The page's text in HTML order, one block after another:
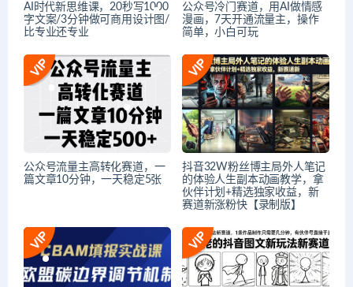
AI时代新思维课，20秒写1000
字文案/3分钟做可商用设计图/
比专业还专业
公众号冷门赛道，用AI做情感
漫画，7天开通流量主，操作
简单，小白可玩
公众号流量主高转化赛道，一
篇文章10分钟，一天稳定5张
抖音32W粉丝博主局外人笔记
的体验人生副本动画教学，拿
伙伴计划+精选独家收益，新
赛道新涨粉快【录制版】